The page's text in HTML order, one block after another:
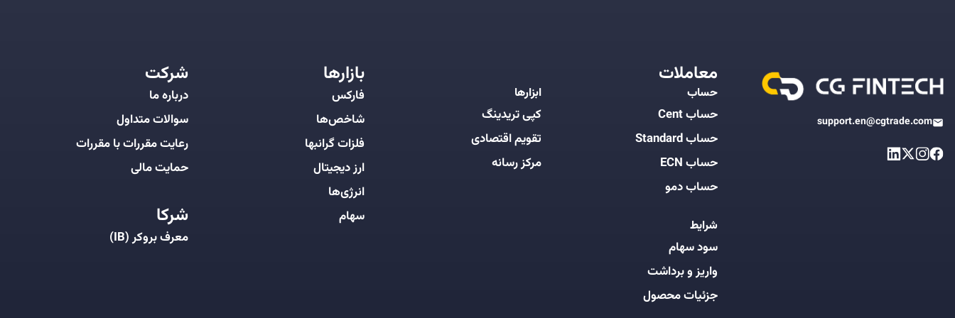
support.en@cgtrade.com
معاملات
حساب
حساب Cent
حساب Standard
حساب ECN
حساب دمو
شرایط
سود سهام
واریز و برداشت
جزئیات محصول
ابزارها
کپی تریدینگ
تقویم اقتصادی
مرکز رسانه
بازارها
فارکس
شاخص‌ها
فلزات گرانبها
ارز دیجیتال
انرژی‌ها
سهام
شرکت
درباره ما
سوالات متداول
رعایت مقررات با مقررات
حمایت مالی
شرکا
معرف بروکر (IB)